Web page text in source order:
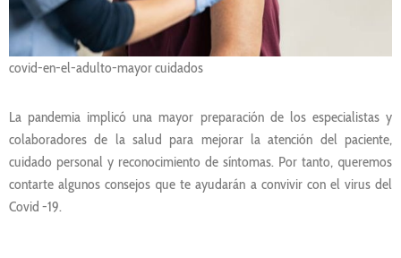
covid-en-el-adulto-mayor cuidados
La pandemia implicó una mayor preparación de los especialistas y
colaboradores de la salud para mejorar la atención del paciente,
cuidado personal y reconocimiento de síntomas. Por tanto, queremos
contarte algunos consejos que te ayudarán a convivir con el virus del
Covid -19.